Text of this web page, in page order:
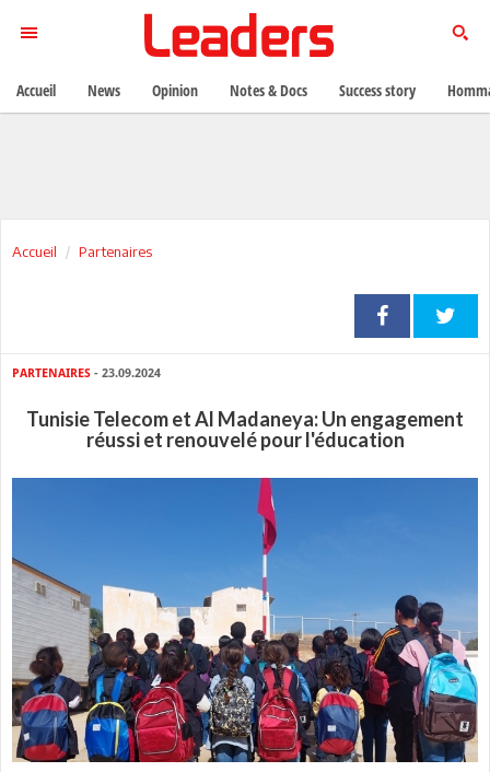
Accueil Partenaires
PARTENAIRES - 23.09.2024
Tunisie Telecom et Al Madaneya: Un engagement
réussi et renouvelé pour l'éducation
Accueil News Opinion Notes & Docs Success story